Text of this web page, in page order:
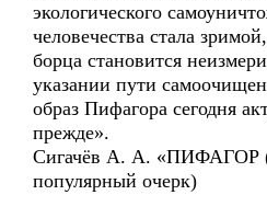
экологического
человечества стала
борца становится
указании пути
образ Пифагора сегодня
прежде».
Сигачёв А. А. «ПИФАГОР
популярный очерк)